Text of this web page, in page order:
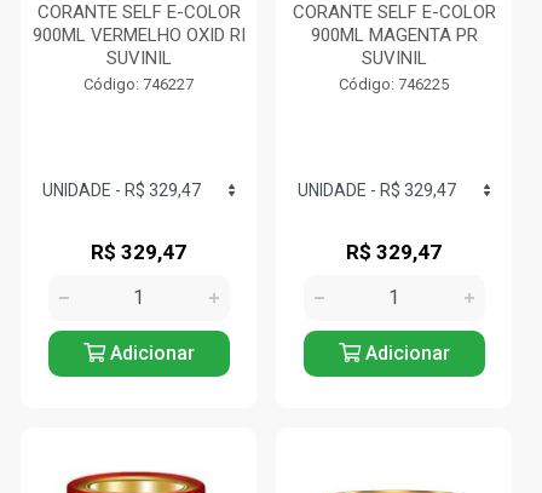
CORANTE SELF E-COLOR
900ML VERMELHO OXID RI
SUVINIL
Código: 746227
R$ 329,47
Adicionar
CORANTE SELF E-COLOR
900ML MAGENTA PR
SUVINIL
Código: 746225
R$ 329,47
Adicionar